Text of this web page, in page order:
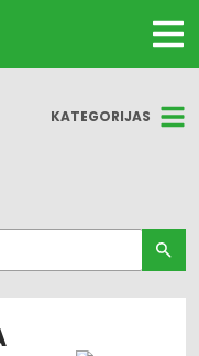
KATEGORIJAS